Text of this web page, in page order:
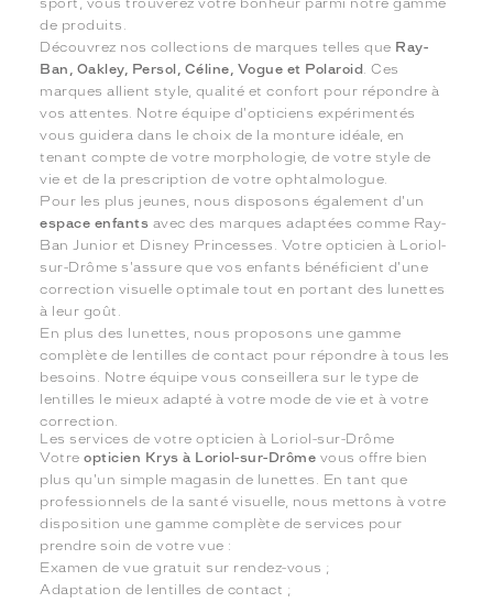
sport, vous trouverez votre bonheur parmi notre gamme
de produits.
Découvrez nos collections de marques telles que Ray-
Ban, Oakley, Persol, Céline, Vogue et Polaroid . Ces
marques allient style, qualité et confort pour répondre à
vos attentes. Notre équipe d'opticiens expérimentés
vous guidera dans le choix de la monture idéale, en
tenant compte de votre morphologie, de votre style de
vie et de la prescription de votre ophtalmologue.
Pour les plus jeunes, nous disposons également d'un
espace enfants avec des marques adaptées comme Ray-
Ban Junior et Disney Princesses. Votre opticien à Loriol-
sur-Drôme s'assure que vos enfants bénéficient d'une
correction visuelle optimale tout en portant des lunettes
à leur goût.
En plus des lunettes, nous proposons une gamme
complète de lentilles de contact pour répondre à tous les
besoins. Notre équipe vous conseillera sur le type de
lentilles le mieux adapté à votre mode de vie et à votre
correction.
Les services de votre opticien à Loriol-sur-Drôme
Votreopticien Krys à Loriol-sur-Drôme vous offre bien
plus qu'un simple magasin de lunettes. En tant que
professionnels de la santé visuelle, nous mettons à votre
disposition une gamme complète de services pour
prendre soin de votre vue :
Examen de vue gratuit sur rendez-vous ;
Adaptation de lentilles de contact ;